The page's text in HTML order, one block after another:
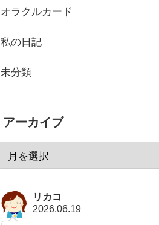
オラクルカード
私の日記
未分類
アーカイブ
リカコ
2026.06.19